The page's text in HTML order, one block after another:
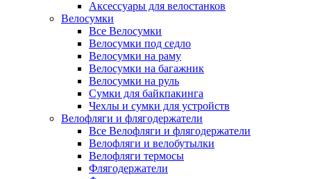
Аксессуары для велостанков
Велосумки
Все Велосумки
Велосумки под седло
Велосумки на раму
Велосумки на багажник
Велосумки на руль
Сумки для байкпакинга
Чехлы и сумки для устройств
Велофляги и флягодержатели
Все Велофляги и флягодержатели
Велофляги и велобутылки
Велофляги термосы
Флягодержатели